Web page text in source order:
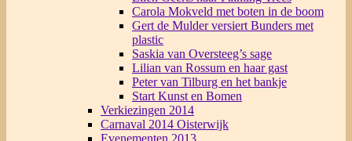
Carola Mokveld met boten in de boom
Gert de Mulder versiert Bunders met
plastic
Saskia van Oversteeg’s sage
Lilian van Rossum en haar gast
Peter van Tilburg en het bankje
Start Kunst en Bomen
Verkiezingen 2014
Carnaval 2014 Oisterwijk
Evenementen 2013